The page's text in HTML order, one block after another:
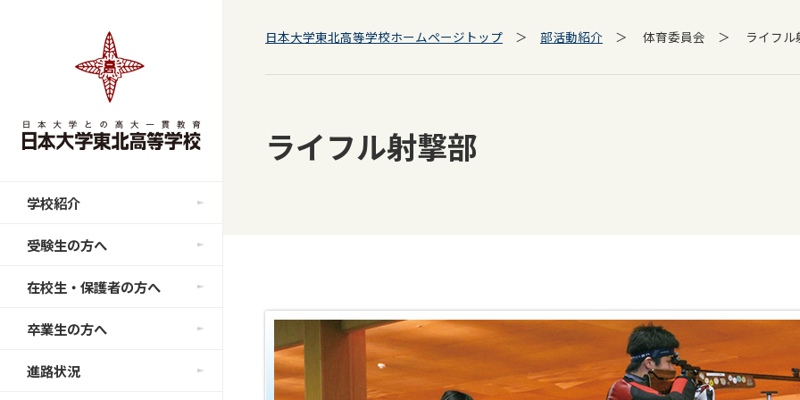
学校紹介
受験生の方へ
在校生・保護者の方へ
卒業生の方へ
進路状況
日本大学東北高等学校ホームページトップ ＞ 部活動紹介 ＞ 体育委員会 ＞ ライフル
ライフル射撃部